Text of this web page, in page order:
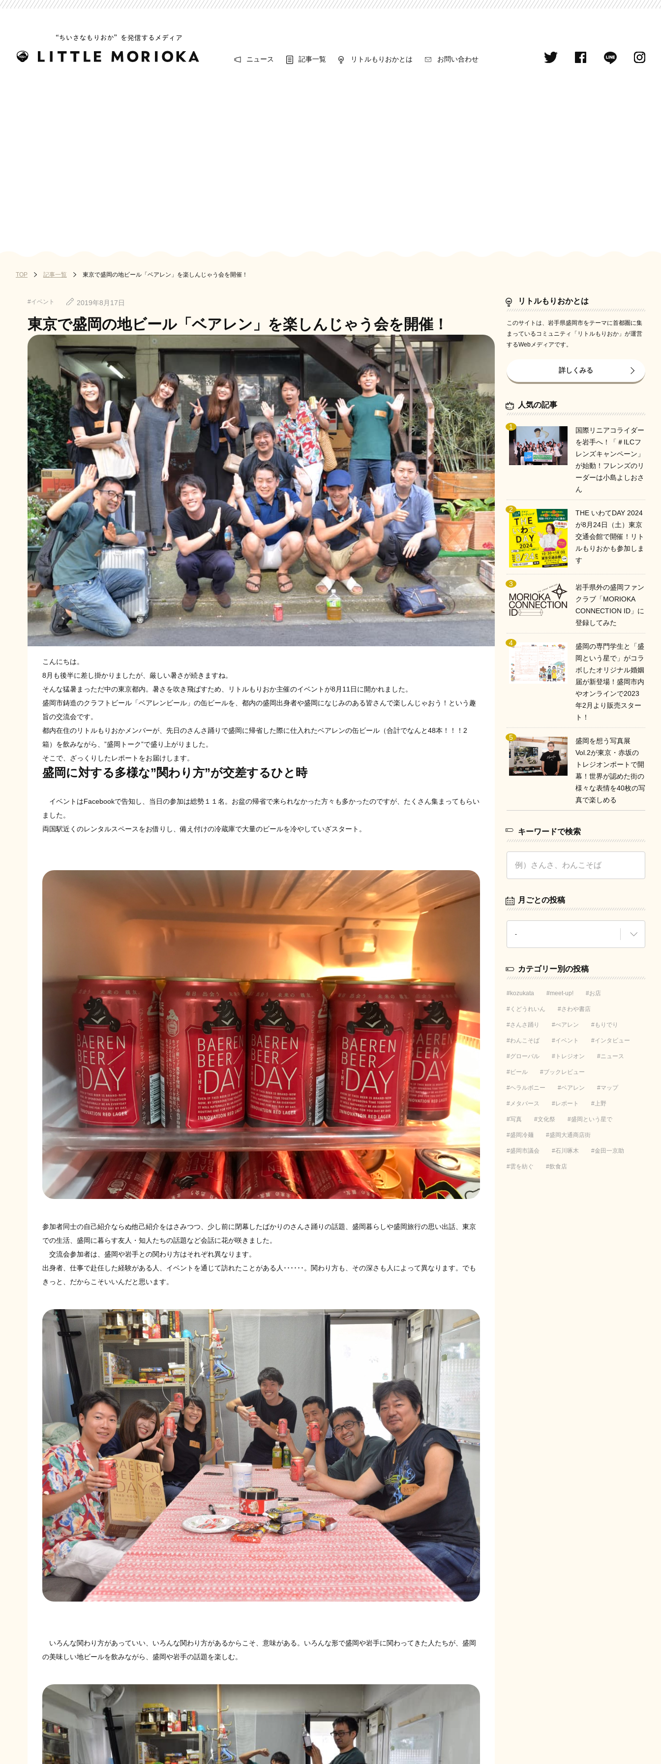
ニュース 記事一覧 リトルもりおかとは お問い合わせ
TOP 記事一覧 東京で盛岡の地ビール「ベアレン」を楽しんじゃう会を開催！
イベント 2019年8月17日
東京で盛岡の地ビール「ベアレン」を楽しんじゃう会を開催！
こんにちは。
8月も後半に差し掛かりましたが、厳しい暑さが続きますね。
そんな猛暑まっただ中の東京都内。暑さを吹き飛ばすため、リトルもりおか主催のイベントが8月11日に開かれました。
盛岡市鋳造のクラフトビール「ベアレンビール」の缶ビールを、都内の盛岡出身者や盛岡になじみのある皆さんで楽しんじゃおう！という趣
旨の交流会です。
都内在住のリトルもりおかメンバーが、先日のさんさ踊りで盛岡に帰省した際に仕入れたベアレンの缶ビール（合計でなんと48本！！！2
箱）を飲みながら、”盛岡トーク”で盛り上がりました。
そこで、ざっくりしたレポートをお届けします。
盛岡に対する多様な”関わり方”が交差するひと時
イベントはFacebookで告知し、当日の参加は総勢１１名。お盆の帰省で来られなかった方々も多かったのですが、たくさん集まってもらい
ました。
両国駅近くのレンタルスペースをお借りし、備え付けの冷蔵庫で大量のビールを冷やしていざスタート。
参加者同士の自己紹介ならぬ他己紹介をはさみつつ、少し前に閉幕したばかりのさんさ踊りの話題、盛岡暮らしや盛岡旅行の思い出話、東京
での生活、盛岡に暮らす友人・知人たちの話題など会話に花が咲きました。
交流会参加者は、盛岡や岩手との関わり方はそれぞれ異なります。
出身者、仕事で赴任した経験がある人、イベントを通じて訪れたことがある人･･････。関わり方も、その深さも人によって異なります。でも
きっと、だからこそいいんだと思います。
いろんな関わり方があっていい、いろんな関わり方があるからこそ、意味がある。いろんな形で盛岡や岩手に関わってきた人たちが、盛岡
の美味しい地ビールを飲みながら、盛岡や岩手の話題を楽しむ。
リトルもりおかとは
このサイトは、岩手県盛岡市をテーマに首都圏に集
まっているコミュニティ「リトルもりおか」が運営
するWebメディアです。
詳しくみる
人気の記事
国際リニアコライダー
を岩手へ！「＃ILCフ
レンズキャンペーン」
が始動！フレンズのリ
ーダーは小島よしおさ
ん
THE いわてDAY 2024
が8月24日（土）東京
交通会館で開催！リト
ルもりおかも参加しま
す
岩手県外の盛岡ファン
クラブ「MORIOKA
CONNECTION ID」に
登録してみた
盛岡の専門学生と「盛
岡という星で」がコラ
ボしたオリジナル婚姻
届が新登場！盛岡市内
やオンラインで2023
年2月より販売スター
ト！
盛岡を想う写真展
Vol.2が東京・赤坂の
トレジオンポートで開
幕！世界が認めた街の
様々な表情を40枚の写
真で楽しめる
キーワードで検索
月ごとの投稿
カテゴリー別の投稿
kozukata meet-up! お店
くどうれいん さわや書店
さんさ踊り べアレン もりでり
わんこそば イベント インタビュー
グローバル トレジオン ニュース
ビール ブックレビュー
ヘラルボニー ベアレン マップ
メタバース レポート 上野
写真 文化祭 盛岡という星で
盛岡冷麺 盛岡大通商店街
盛岡市議会 石川啄木 金田一京助
雲を紡ぐ 飲食店